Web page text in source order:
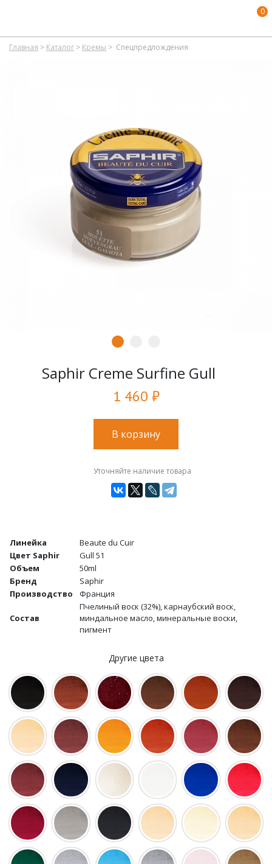
0
Главная > Каталог > Кремы > Спецпредлождения
Saphir Creme Surfine Gull
1 460 ₽
В корзину
Уточняйте наличие товара
Линейка
Beaute du Cuir
Цвет Saphir
Gull 51
Объем
50ml
Бренд
Saphir
Производство
Франция
Состав
Пчелиный воск (32%), карнаубский воск,
миндальное масло, минеральные воски,
пигмент
Другие цвета